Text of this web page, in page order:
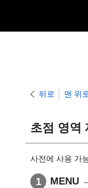
뒤로 맨 위
초점 영역
사전에 사용 가
MENU